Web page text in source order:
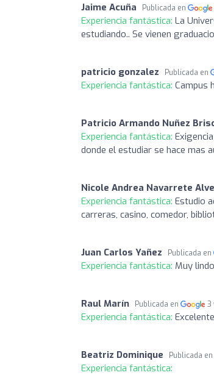
Jaime Acuña Publicada en
Experiencia fantástica: La
estudiando.. Se vienen
patricio gonzalez Publicada en
Experiencia fantástica: Campus
Patricio Armando Nuñez
Experiencia fantástica:
donde el estudiar se hace mas
Nicole Andrea Navarrete
Experiencia fantástica: Estudio
carreras, casino, comedor,
Juan Carlos Yañez Publicada en
Experiencia fantástica: Muy
Raul Marín Publicada en 3
Experiencia fantástica:
Beatriz Dominique Publicada en
Experiencia fantástica: